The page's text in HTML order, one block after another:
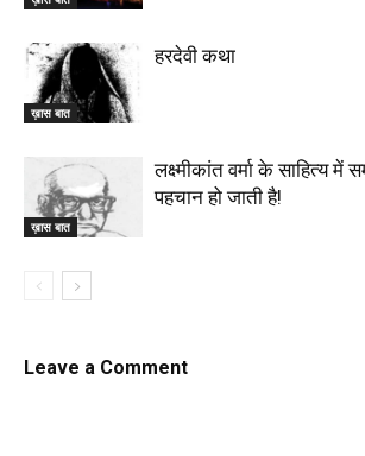
ख़ास बात
हरदेवी कथा
ख़ास बात
लक्ष्मीकांत वर्मा के साहित्य
पहचान हो जाती है!
Leave a Comment